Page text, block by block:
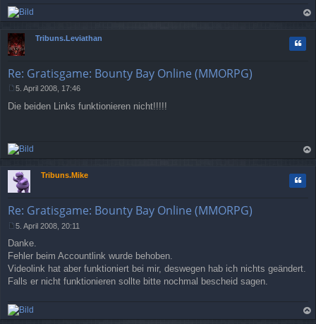
ac
Tribuns.Leviathan
Re: Gratisgame: Bounty Bay Online (MMORPG)
Zitat
e
a
5. April 2008, 17:46
Die beiden Links funktionieren nicht!!!!!
Tribuns.Mike
Re: Gratisgame: Bounty Bay Online (MMORPG)
Zitat
e
i
t
a
5. April 2008, 20:11
Danke.
Fehler beim Accountlink wurde behoben.
Videolink hat aber funktioniert bei mir, deswegen hab ich nichts geändert.
Falls er nicht funktionieren sollte bitte nochmal bescheid sagen.
ac